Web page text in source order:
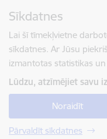
Sīkdatnes
Lai šī tīmekļvietne
sīkdatnes. Ar Jūsu
izmantotas statistikas
Lūdzu, atzīmējiet savu
Noraidīt
Pārvaldīt sīkdatnes